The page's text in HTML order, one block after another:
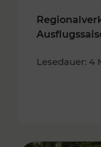
Lesedauer: 4